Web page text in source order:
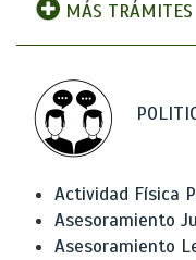
MÁS TRÁMITES
Actividad Física
Asesoramiento
Asesoramiento